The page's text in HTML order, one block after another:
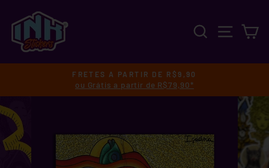
para
Conteúdo
PESQUISA
slideshow
FRETES A PARTIR DE R$9,90
ou Grátis a partir de R$79,90*